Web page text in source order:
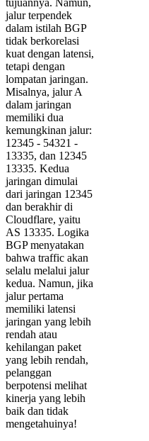
tujuannya. Namun,
jalur terpendek
dalam istilah BGP
tidak berkorelasi
kuat dengan latensi,
tetapi dengan
lompatan jaringan.
Misalnya, jalur A
dalam jaringan
memiliki dua
kemungkinan jalur:
12345 - 54321 -
13335, dan 12345
13335. Kedua
jaringan dimulai
dari jaringan 12345
dan berakhir di
Cloudflare, yaitu
AS 13335. Logika
BGP menyatakan
bahwa traffic akan
selalu melalui jalur
kedua. Namun, jika
jalur pertama
memiliki latensi
jaringan yang lebih
rendah atau
kehilangan paket
yang lebih rendah,
pelanggan
berpotensi melihat
kinerja yang lebih
baik dan tidak
mengetahuinya!